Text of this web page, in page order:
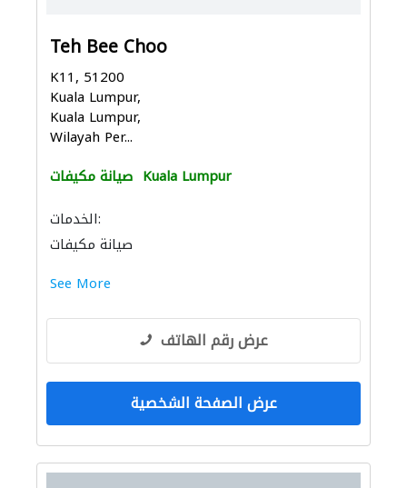
Teh Bee Choo
K11, 51200
Kuala Lumpur,
Kuala Lumpur,
Wilayah Per...
صيانة مكيفات Kuala Lumpur
الخدمات:
صيانة مكيفات
See More
عرض رقم الهاتف
عرض الصفحة الشخصية